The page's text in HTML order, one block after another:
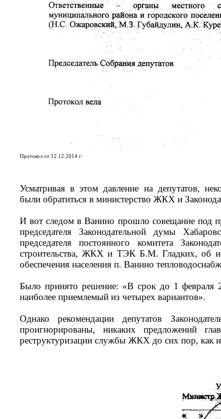
Протокол от 12.12.2014 г.
Усматривая в этом давление на депутатов,
были обратиться в министерство ЖКХ и
И вот следом в Ванино прошло совещание под
председателя Законодательной думы
председателя постоянного комитета
строительства, ЖКХ и ТЭК Б.М. Гладких, об
обеспечения населения п. Ванино
Было принято решение: «В срок до 1 февраля
наиболее приемлемый из четырех вариантов».
Однако рекомендации депутатов
проигнорированы, никаких предложений
реструктуризации службы ЖКХ до сих пор, как